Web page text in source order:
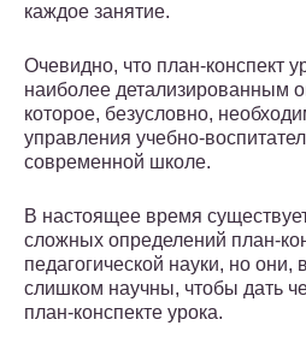
каждое занятие.
Очевидно, что план-конспект
наиболее детализированным
которое, безусловно,
управления учебно-
современной школе.
В настоящее время
сложных определений план-
педагогической науки, но
слишком научны, чтобы дать
план-конспекте урока.